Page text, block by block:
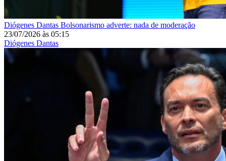
Diógenes Dantas Bolsonarismo adverte: nada de moderação
23/07/2026 às 05:15
Diógenes Dantas